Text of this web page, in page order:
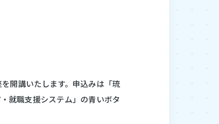
開講いたします。申込みは「琉
就職支援システム」の青いボタ